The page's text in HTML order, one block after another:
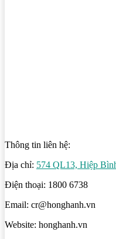
Thông tin liên hệ:
Địa chỉ: 574 QL13, Hiệp
Điện thoại: 1800 6738
Email: cr@honghanh.vn
Website: honghanh.vn